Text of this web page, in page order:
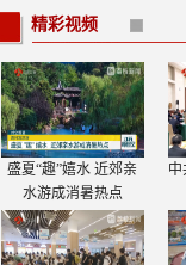
精彩视频
盛夏“趣”嬉水 近郊亲
水游成消暑热点
中